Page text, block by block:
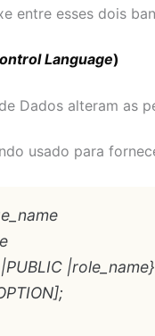
entre esses dois
Language)
Dados alteram as
usado para
|role_name}